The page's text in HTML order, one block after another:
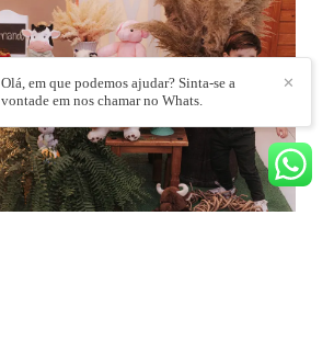
✕
Olá, em que podemos ajudar? Sinta-se a
vontade em nos chamar no Whats.